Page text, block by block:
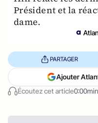
Président et la
dame.
Écoutez cet article0:00min
PARTAGER
Ajouter